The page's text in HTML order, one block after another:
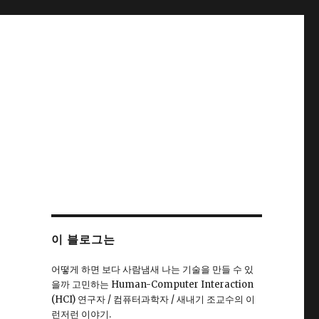
이 블로그는
어떻게 하면 보다 사람냄새 나는 기술을 만들 수 있
을까 고민하는 Human-Computer Interaction
(HCI) 연구자 / 컴퓨터과학자 / 새내기 조교수의 이
런저런 이야기.